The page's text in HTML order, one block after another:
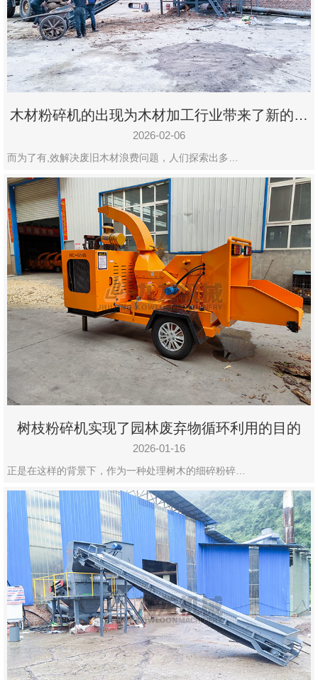
木材粉碎机的出现为木材加工行业带来了新的变
化
2026-02-06
而为了有,效解决废旧木材浪费问题，人们探索出多…
树枝粉碎机实现了园林废弃物循环利用的目的
2026-01-16
正是在这样的背景下，作为一种处理树木的细碎粉碎…